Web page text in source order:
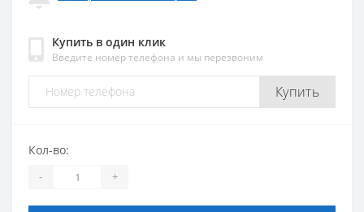
Купить в один клик
Введите номер телефона и мы перезвоним
Купить
Кол-во:
- +